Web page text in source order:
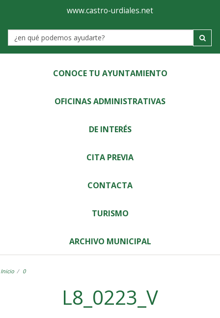
Ayuntamiento
de
Castro-
Urdiales
www.castro-urdiales.net
Label
CONOCE TU AYUNTAMIENTO
OFICINAS ADMINISTRATIVAS
DE INTERÉS
CITA PREVIA
CONTACTA
TURISMO
ARCHIVO MUNICIPAL
Inicio 0
L8_0223_V